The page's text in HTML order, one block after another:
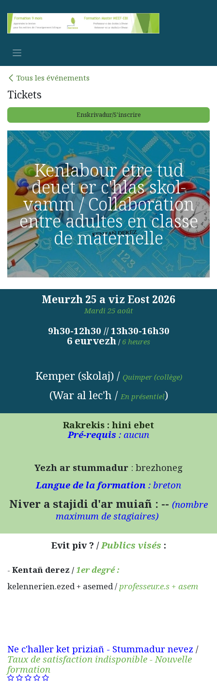
Tous les événements
Tickets
Enskrivadur/S'inscrire
Kenlabour etre tud
deuet er c'hlas skol-
vamm / Collaboration
entre adultes en classe
de maternelle
Meurzh 25 a viz Eost 2026
Mardi 25 août
9h30-12h30 // 13h30-16h30
6 eurvezh / 6 heures
Kemper (skolaj) / Quimper(collège)
(War al lec'h / En présentiel)
Rakrekis : hini ebet
Pré-requis : aucun
Yezh ar stummadur : brezhoneg
Langue de la formation : breton
Niver a stajidi d'ar muiañ : -- (nombre
maximum de stagiaires)
Evit piv ? /Publics visés :
- Kentañ derez /1er degré :
kelennerien.ezed + asemed /professeur.e.s + asem
Ne c'haller ket priziañ - Stummadur nevez /
Taux de satisfaction indisponible -Nouvelle
formation